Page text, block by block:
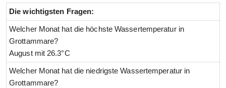
Die wichtigsten Fragen:
Welcher Monat hat die höchste Wassertemperatur in
Grottammare?
August mit 26.3°C
Welcher Monat hat die niedrigste Wassertemperatur in
Grottammare?